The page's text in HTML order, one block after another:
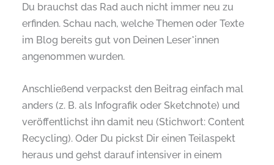
Du brauchst das Rad auch nicht immer neu zu
erfinden. Schau nach, welche Themen oder Texte
im Blog bereits gut von Deinen Leser*innen
angenommen wurden.
Anschließend verpackst den Beitrag einfach mal
anders (z. B. als Infografik oder Sketchnote) und
veröffentlichst ihn damit neu (Stichwort: Content
Recycling). Oder Du pickst Dir einen Teilaspekt
heraus und gehst darauf intensiver in einem